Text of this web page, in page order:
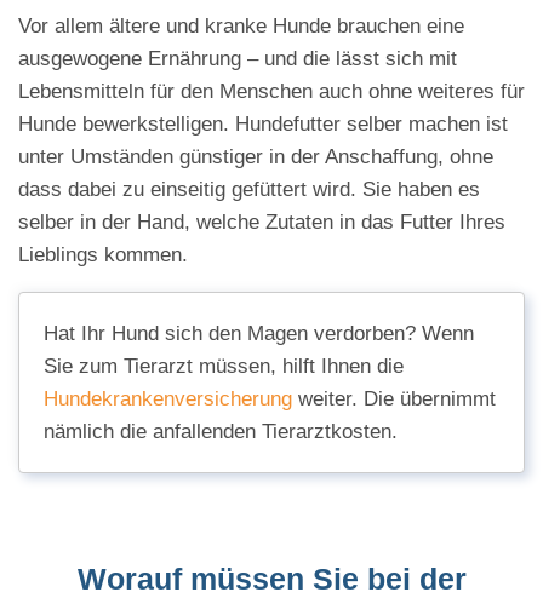
Vor allem ältere und kranke Hunde brauchen eine
ausgewogene Ernährung – und die lässt sich mit
Lebensmitteln für den Menschen auch ohne weiteres für
Hunde bewerkstelligen. Hundefutter selber machen ist
unter Umständen günstiger in der Anschaffung, ohne
dass dabei zu einseitig gefüttert wird. Sie haben es
selber in der Hand, welche Zutaten in das Futter Ihres
Lieblings kommen.
Hat Ihr Hund sich den Magen verdorben? Wenn
Sie zum Tierarzt müssen, hilft Ihnen die
Hundekrankenversicherung weiter. Die übernimmt
nämlich die anfallenden Tierarztkosten.
Worauf müssen Sie bei der